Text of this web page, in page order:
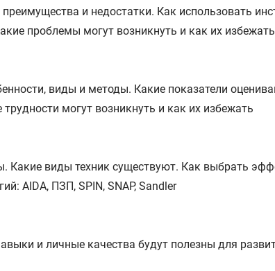
и недостатки. Как использовать
проблемы могут возникнуть и как их избежать
виды и методы. Какие показатели
могут возникнуть и как их избежать
Какие виды техник существуют. Как выбрать
AIDA, ПЗП, SPIN, SNAP, Sandler
и личные качества будут полезны для